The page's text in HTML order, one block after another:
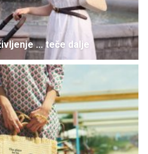
... teče dalje